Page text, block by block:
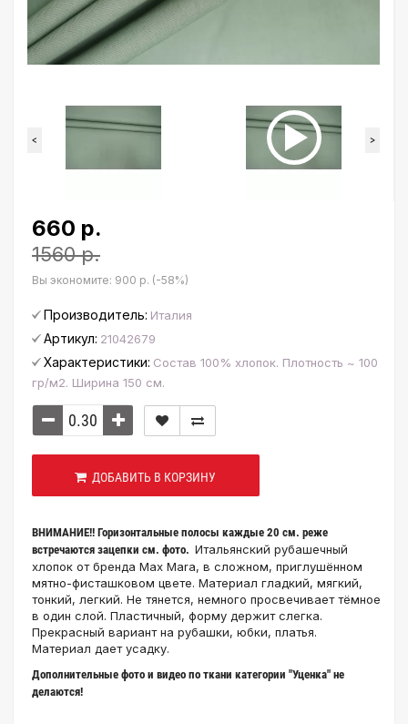
< >
660 р.
1560 р.
Вы экономите: 900 р. (-58%)
Производитель: Италия
Артикул: 21042679
Характеристики: Состав 100% хлопок. Плотность ~ 100
гр/м2. Ширина 150 см.
ДОБАВИТЬ В КОРЗИНУ
ВНИМАНИЕ!! Горизонтальные полосы каждые 20 см. реже
встречаются зацепки см. фото. Итальянский рубашечный
хлопок от бренда Max Mara, в сложном, приглушённом
мятно-фисташковом цвете. Материал гладкий, мягкий,
тонкий, легкий. Не тянется, немного просвечивает тёмное
в один слой. Пластичный, форму держит слегка.
Прекрасный вариант на рубашки, юбки, платья.
Материал дает усадку.
Дополнительные фото и видео по ткани категории "Уценка" не
делаются!